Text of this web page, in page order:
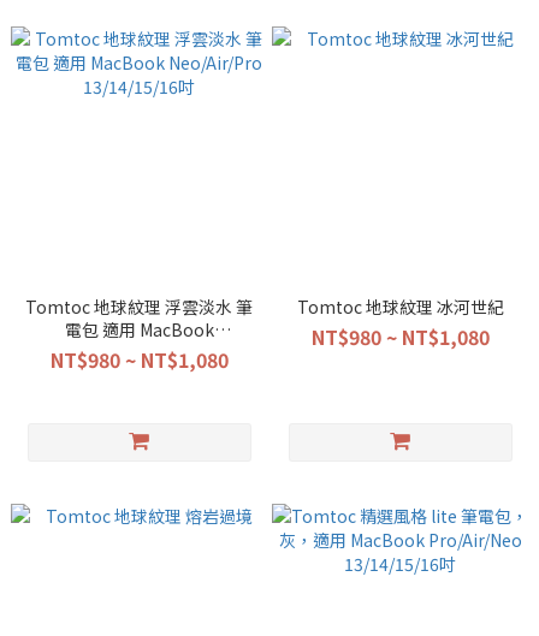
Tomtoc 地球紋理 浮雲淡水 筆
電包 適用 MacBook
Neo/Air/Pro 13/14/15/16吋
NT$980 ~ NT$1,080
Tomtoc 地球紋理 冰河世紀
NT$980 ~ NT$1,080